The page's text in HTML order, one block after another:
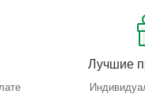
Лучшие